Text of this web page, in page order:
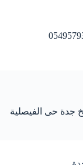
جدة حى الفيصلية